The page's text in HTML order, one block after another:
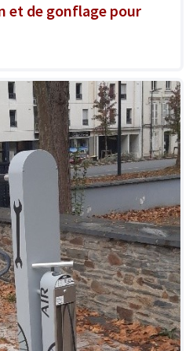
et de gonflage pour